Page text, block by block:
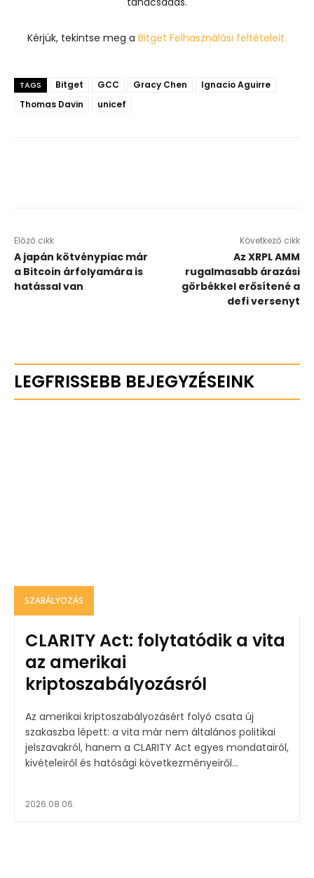
Kérjük, tekintse meg a Bitget Felhasználási feltételeit.
TAGS Bitget GCC Gracy Chen
Ignacio Aguirre
Thomas Davin
unicef
Előző cikk
A japán kötvénypiac már
a Bitcoin árfolyamára is
hatással van
Következő cikk
Az XRPL AMM
rugalmasabb árazási
görbékkel erősítené a
defi versenyt
LEGFRISSEBB BEJEGYZÉSEINK
SZABÁLYOZÁS
CLARITY Act: folytatódik a vita
az amerikai
kriptoszabályozásról
Az amerikai kriptoszabályozásért folyó csata új
szakaszba lépett: a vita már nem általános politikai
jelszavakról, hanem a CLARITY Act egyes mondatairól,
kivételeiről és hatósági következményeiről...
2026.08.06.